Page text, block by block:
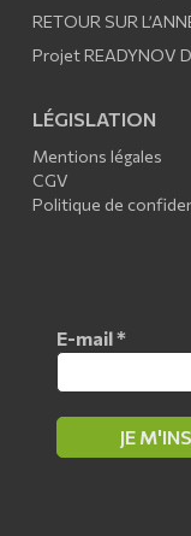
RETOUR SUR
Projet READYNOV
LÉGISLATION
Mentions légales
CGV
Politique de
E-mail*